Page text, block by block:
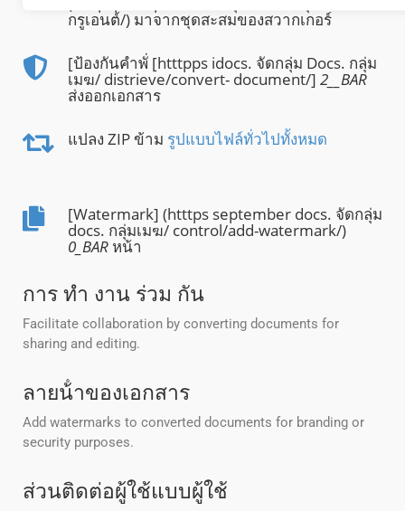
กรูเอนต์/) มาจากชุดสะสมของสวากเกอร์
[ป้องกันคําพั่ [htttpps idocs. จัดกลุ่ม Docs. กลุ่ม
เมฆ/ distrieve/convert- document/] 2__BAR
ส่งออกเอกสาร
แปลง ZIP ข้าม รูปแบบไฟล์ทั่วไปทั้งหมด
[Watermark] (htttps september docs. จัดกลุ่ม
docs. กลุ่มเมฆ/ control/add-watermark/)
0_BAR หน้า
การ ทํา งาน ร่วม กัน
Facilitate collaboration by converting documents for
sharing and editing.
ลายน้ําของเอกสาร
Add watermarks to converted documents for branding or
security purposes.
ส่วนติดต่อผู้ใช้แบบผู้ใช้